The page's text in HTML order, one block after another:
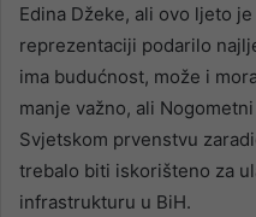
Edina Džeke, ali ovo ljeto
reprezentaciji podarilo
ima budućnost, može i
manje važno, ali
Svjetskom prvenstvu
trebalo biti iskorišteno za
infrastrukturu u BiH.